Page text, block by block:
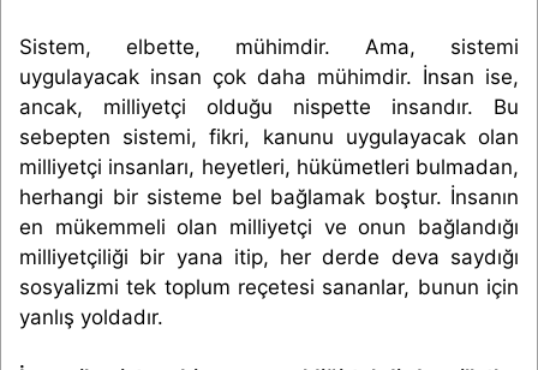
Sistem, elbette, mühimdir. Ama, sistemi
uygulayacak insan çok daha mühimdir. İnsan ise,
ancak, milliyetçi olduğu nispette insandır. Bu
sebepten sistemi, fikri, kanunu uygulayacak olan
milliyetçi insanları, heyetleri, hükümetleri bulmadan,
herhangi bir sisteme bel bağlamak boştur. İnsanın
en mükemmeli olan milliyetçi ve onun bağlandığı
milliyetçiliği bir yana itip, her derde deva saydığı
sosyalizmi tek toplum reçetesi sananlar, bunun için
yanlış yoldadır.